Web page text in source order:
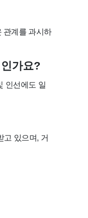
관계를 과시하
가요?
인선에도 일
고 있으며, 거